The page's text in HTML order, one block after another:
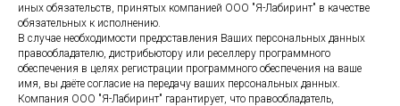
иных обязательств, принятых компанией ООО "Я-Лабиринт" в качестве
обязательных к исполнению.
В случае необходимости предоставления Ваших персональных данных
правообладателю, дистрибьютору или реселлеру программного
обеспечения в целях регистрации программного обеспечения на ваше
имя, вы даёте согласие на передачу ваших персональных данных.
Компания ООО "Я-Лабиринт" гарантирует, что правообладатель,